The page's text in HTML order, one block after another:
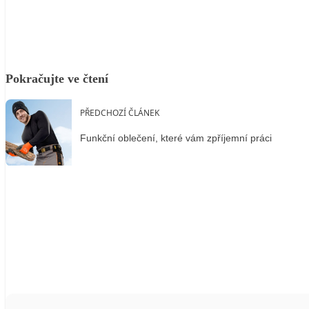
Pokračujte ve čtení
PŘEDCHOZÍ ČLÁNEK
Funkční oblečení, které vám zpříjemní práci